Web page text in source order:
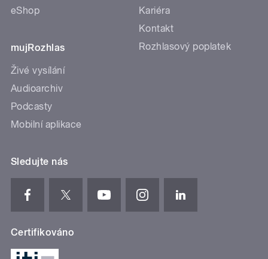
eShop
mujRozhlas
Živé vysílání
Audioarchiv
Podcasty
Mobilní aplikace
Kariéra
Kontakt
Rozhlasový poplatek
Sledujte nás
Certifikováno